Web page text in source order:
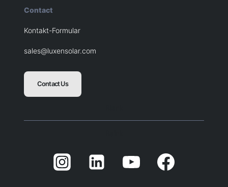
Contact
Kontakt-Formular
sales@luxensolar.com
Contact Us